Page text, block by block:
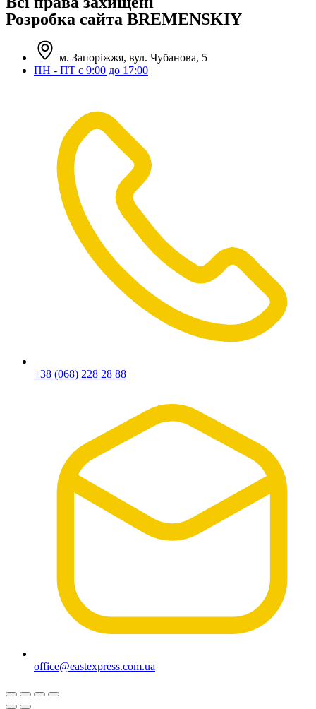
Розробка сайта BREMENSKIY
м. Запоріжжя, вул. Чубанова, 5
ПН - ПТ с 9:00 до 17:00
+38 (068) 228 28 88
office@eastexpress.com.ua